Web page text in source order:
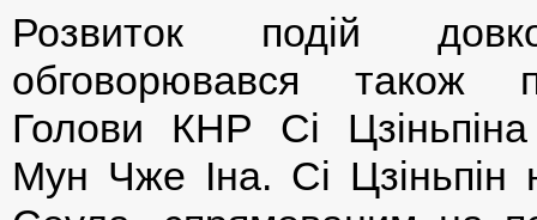
Розвиток подій
обговорювався також
Голови КНР Сі
Мун Чже Іна. Сі Цзіньпін